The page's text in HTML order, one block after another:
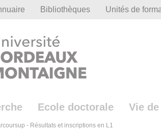
Bibliothèques Unités de
Ecole doctorale Vie
- Résultats et inscriptions en L1